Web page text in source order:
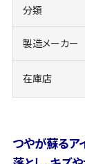
分類
製造メーカー
在庫店
つやが蘇るア